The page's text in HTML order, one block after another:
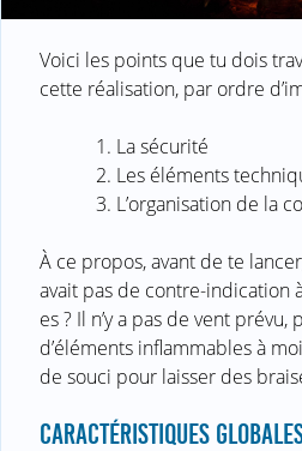
Voici les points que tu dois
cette réalisation, par ordre
La sécurité
Les éléments
L’organisation de la
À ce propos, avant de te
avait pas de contre-indication
es ? Il n’y a pas de vent prévu,
d’éléments inflammables à
de souci pour laisser des
CARACTÉRISTIQUES